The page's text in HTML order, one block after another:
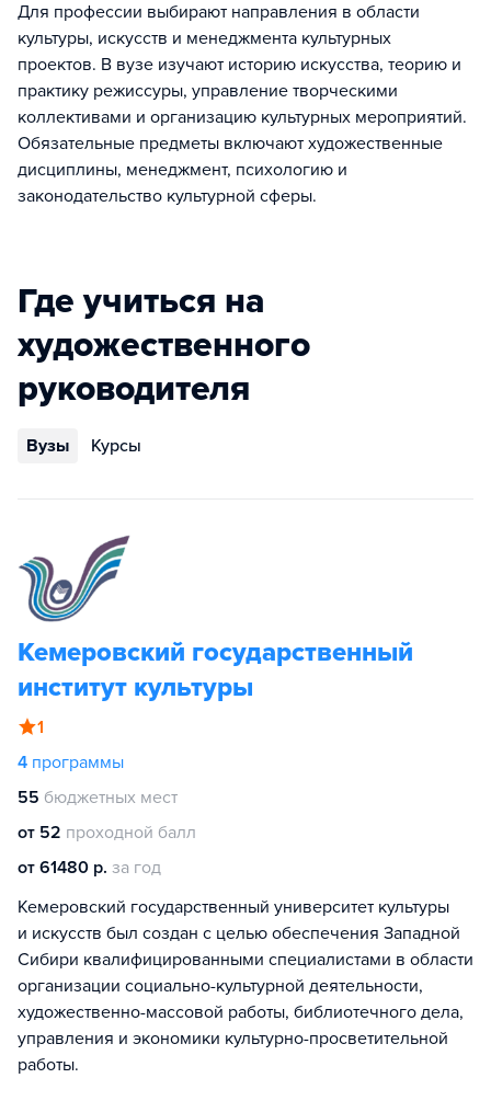
Для профессии выбирают направления в области
культуры, искусств и менеджмента культурных
проектов. В вузе изучают историю искусства, теорию и
практику режиссуры, управление творческими
коллективами и организацию культурных мероприятий.
Обязательные предметы включают художественные
дисциплины, менеджмент, психологию и
законодательство культурной сферы.
Где учиться на
художественного
руководителя
Вузы Курсы
Кемеровский государственный
институт культуры
1
4 программы
55 бюджетных мест
от 52 проходной балл
от 61480 р. за год
Кемеровский государственный университет культуры
и искусств был создан с целью обеспечения Западной
Сибири квалифицированными специалистами в области
организации социально-культурной деятельности,
художественно-массовой работы, библиотечного дела,
управления и экономики культурно-просветительной
работы.